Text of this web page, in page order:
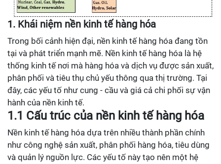
1. Khái niệm nền kinh tế hàng hóa
Trong bối cảnh hiện đại, nền kinh tế hàng hóa đang tồn
tại và phát triển mạnh mẽ. Nền kinh tế hàng hóa là hệ
thống kinh tế nơi mà hàng hóa và dịch vụ được sản xuất,
phân phối và tiêu thụ chủ yếu thông qua thị trường. Tại
đây, các yếu tố như cung - cầu và giá cả chi phối sự vận
hành của nền kinh tế.
1.1 Cấu trúc của nền kinh tế hàng hóa
Nền kinh tế hàng hóa dựa trên nhiều thành phần chính
như công nghệ sản xuất, phân phối hàng hóa, tiêu dùng
và quản lý nguồn lực. Các yếu tố này tạo nên một hệ